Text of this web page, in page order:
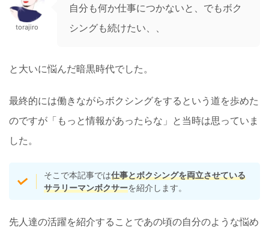
torajiro
自分も何か仕事につかないと、でもボク
シングも続けたい、、
と大いに悩んだ暗黒時代でした。
最終的には働きながらボクシングをするという道を歩めた
のですが「もっと情報があったらな」と当時は思っていま
した。
そこで本記事では仕事とボクシングを両立させている
サラリーマンボクサーを紹介します。
先人達の活躍を紹介することであの頃の自分のような悩め